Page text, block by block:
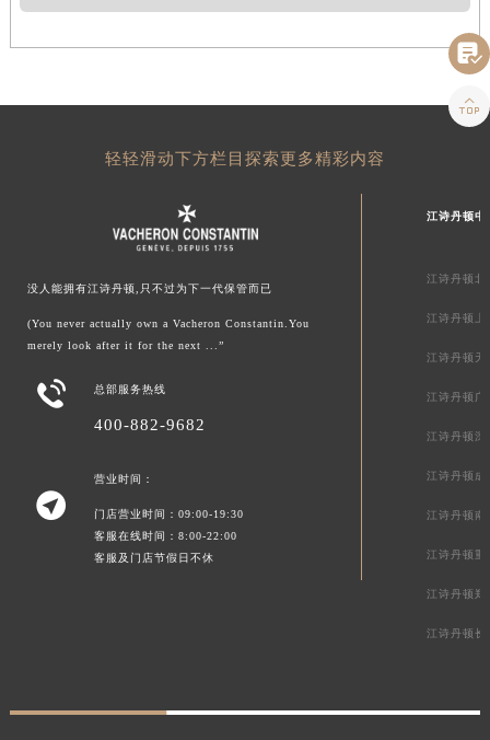
轻轻滑动下方栏目探索更多精彩内容
没人能拥有江诗丹顿,只不过为下一代保管而已
(You never actually own a Vacheron Constantin.You
merely look after it for the next ...”
 总部服务热线
400-882-9682

营业时间：
门店营业时间：09:00-19:30
客服在线时间：8:00-22:00
客服及门店节假日不休
江诗丹顿中
江诗丹顿北
江诗丹顿上
江诗丹顿天
江诗丹顿广
江诗丹顿深
江诗丹顿成
江诗丹顿南
江诗丹顿重
江诗丹顿郑
江诗丹顿长

